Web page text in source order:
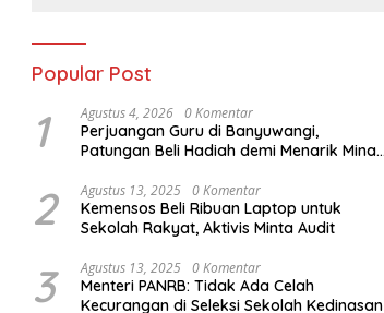
Popular Post
1 Agustus 4, 2026 0 Komentar
Perjuangan Guru di Banyuwangi,
Patungan Beli Hadiah demi Menarik Minat
2 Agustus 13, 2025 0 Komentar
Kemensos Beli Ribuan Laptop untuk
Sekolah Rakyat, Aktivis Minta Audit
3 Agustus 13, 2025 0 Komentar
Menteri PANRB: Tidak Ada Celah
Kecurangan di Seleksi Sekolah Kedinasan